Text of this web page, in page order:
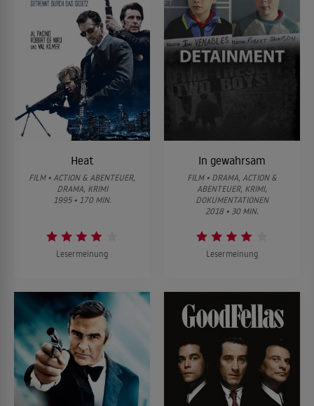
Heat
FILM • ACTION & ABENTEUER,
DRAMA, KRIMI
1995 • 170 MIN.
Lesermeinung
In gewahrsam
FILM • DRAMA, ACTION &
ABENTEUER, KRIMI,
DOKUMENTATIONEN
2018 • 30 MIN.
Lesermeinung